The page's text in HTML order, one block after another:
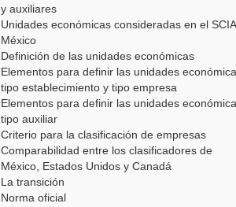
y auxiliares
Unidades económicas consideradas en el
México
Definición de las unidades económicas
Elementos para definir las unidades
tipo establecimiento y tipo empresa
Elementos para definir las unidades
tipo auxiliar
Criterio para la clasificación de empresas
Comparabilidad entre los clasificadores de
México, Estados Unidos y Canadá
La transición
Norma oficial